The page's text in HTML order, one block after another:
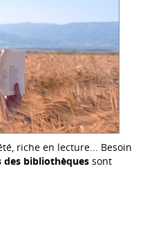
riche en lecture... Besoin
des bibliothèques sont